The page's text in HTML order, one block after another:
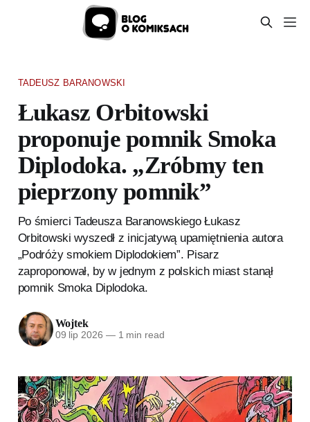
TADEUSZ BARANOWSKI
Łukasz Orbitowski
proponuje pomnik Smoka
Diplodoka. „Zróbmy ten
pieprzony pomnik”
Po śmierci Tadeusza Baranowskiego Łukasz
Orbitowski wyszedł z inicjatywą upamiętnienia autora
„Podróży smokiem Diplodokiem”. Pisarz
zaproponował, by w jednym z polskich miast stanął
pomnik Smoka Diplodoka.
Wojtek
09 lip 2026 —1 min read